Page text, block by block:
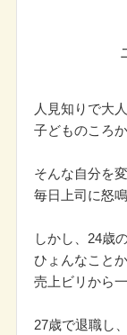
人見知りで大
子どものころ
そんな自分を
毎日上司に怒
しかし、24歳
ひょんなこと
売上ビリから
27歳で退職し、